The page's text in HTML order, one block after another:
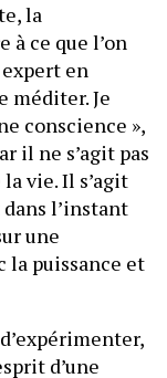
la
ce que l’on
expert en
méditer. Je
conscience »,
il ne s’agit pas
vie. Il s’agit
l’instant
une
la puissance et
d’une